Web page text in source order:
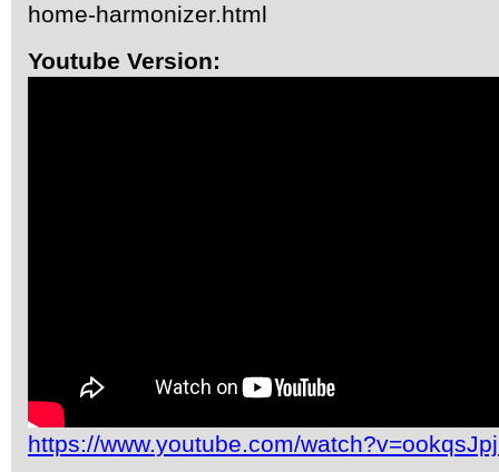
home-harmonizer.html
Youtube Version:
https://www.youtube.com/